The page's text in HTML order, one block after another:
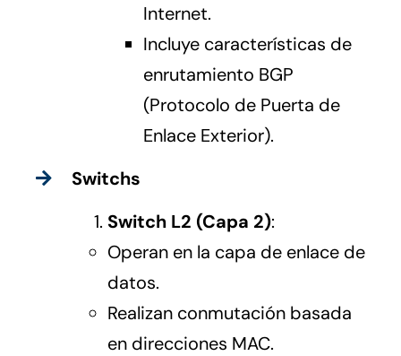
Internet.
Incluye características de
enrutamiento BGP
(Protocolo de Puerta de
Enlace Exterior).
Switchs
Switch L2 (Capa 2):
Operan en la capa de enlace de
datos.
Realizan conmutación basada
en direcciones MAC.